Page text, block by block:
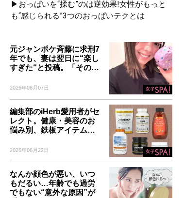
▶おっぱいを“揉む”のは逆効果!女性がもっと
も“感じられる”3つのおっぱいテクとは
元ジャンポケ斉藤に求刑7
年でも、妻は翌日に“楽し
すぎた“と投稿。「その…
2026年08月07日
編集部のiHerb愛用者がセ
レクト。健康・美容のお
悩み別、鉄板アイテム…
2026年06月22日
なんか顔色が悪い、いつ
もだるい…年齢でも過労
でもない“意外な原因”が